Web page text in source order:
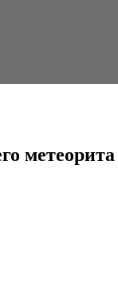
метеорита